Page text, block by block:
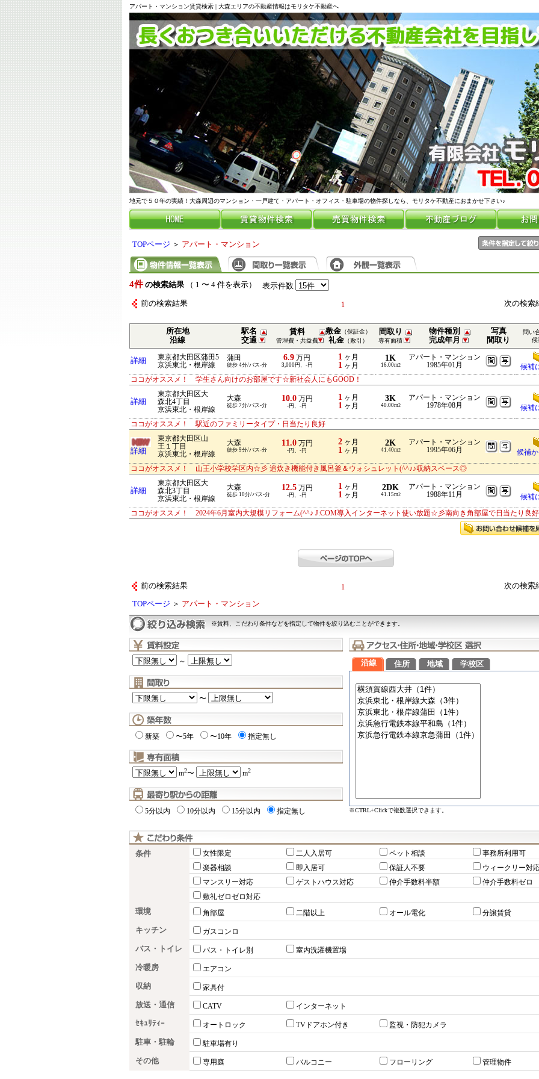
アパート・マンション賃貸検索 | 大森エリアの不動産情報はモリタケ不動産へ
地元で５０年の実績！大森周辺のマンション・一戸建て・アパート・オフィス・駐車場の物件探しなら、モリタケ不動産におまかせ下さい♪
TOPページ ＞ アパート・マンション
4件 の検索結果（ 1 〜 4 件を表示） 表示件数
前の検索結果 1 次の検
所在地
沿線
駅名
交通
賃料
管理費・共益費
敷金 （保証金）
礼金 （敷引）
間取り
専有面積
物件種別
完成年月
写真
間取り
問い
候
詳細
東京都大田区蒲田5
京浜東北・根岸線
蒲田
徒歩 4分/バス-分
6.9 万円
3,000円、-円
1 ヶ月
1 ヶ月
1K
16.00m2
アパート・マンション
1985年01月
候補
ココがオススメ！ 学生さん向けのお部屋です☆新社会人にもGOOD！
詳細
東京都大田区大
森北4丁目
京浜東北・根岸線
大森
徒歩 7分/バス-分
10.0万円
-円、-円
1 ヶ月
1 ヶ月
3K
40.00m2
アパート・マンション
1978年08月
候補
ココがオススメ！ 駅近のファミリータイプ・日当たり良好
詳細
東京都大田区山
王１丁目
京浜東北・根岸線
大森
徒歩 9分/バス-分
11.0万円
-円、-円
2 ヶ月
1 ヶ月
2K
41.40m2
アパート・マンション
1995年06月
候補
ココがオススメ！ 山王小学校学区内☆彡 追炊き機能付き風呂釜＆ウォシュレット(^^♪♪収納スペース◎
詳細
東京都大田区大
森北3丁目
京浜東北・根岸線
大森
徒歩 10分/バス-分
12.5万円
-円、-円
1 ヶ月
1 ヶ月
2DK
41.15m2
アパート・マンション
1988年11月
候補
ココがオススメ！ 2024年6月室内大規模リフォーム(^^♪ J:COM導入インターネット使い放題☆彡南向き角部屋で日当たり良好
前の検索結果 1 次の検
TOPページ ＞ アパート・マンション
※賃料、こだわり条件などを指定して物件を絞り込むことができます。
～
〜
新築 〜5年 〜10年 指定無し
m2〜 m2
5分以内 10分以内 15分以内 指定無し
沿線 住所 地域 学校区
※CTRL+Clickで複数選択できます。
条件 女性限定 二人入居可 ペット相談
事務所利用可
楽器相談
即入居可 保証人不要
ウィークリー対
マンスリー対応
ゲストハウス対応 仲介手数料半額
仲介手数料ゼロ
敷礼ゼロゼロ対応
環境 角部屋 二階以上 オール電化 分譲賃貸
キッチン ガスコンロ
バス・トイレ バス・トイレ別 室内洗濯機置場
冷暖房 エアコン
収納 家具付
放送・通信 CATV インターネット
ｾｷｭﾘﾃｨｰ オートロック TVドアホン付き 監視・防犯カメラ
駐車・駐輪 駐車場有り
その他 専用庭 バルコニー フローリング 管理物件